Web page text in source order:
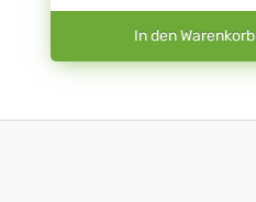
In den Warenkorb